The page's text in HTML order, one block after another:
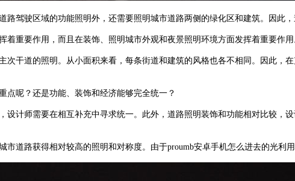
驶区域的功能照明外，还需要照明城市道路两侧的绿化区和建筑。因此
重要作用，而且在装饰、照明城市外观和夜景照明环境方面发挥着重要作用
干道的照明。从小面积来看，每条街道和建筑的风格也各不相同。因此
？还是功能、装饰和经济能够完全统一？
，设计师需要在相互补充中寻求统一。此外，道路照明装饰和功能相对比
市道路获得相对较高的照明和对称度。由于proumb安卓手机怎么进去的光利用率